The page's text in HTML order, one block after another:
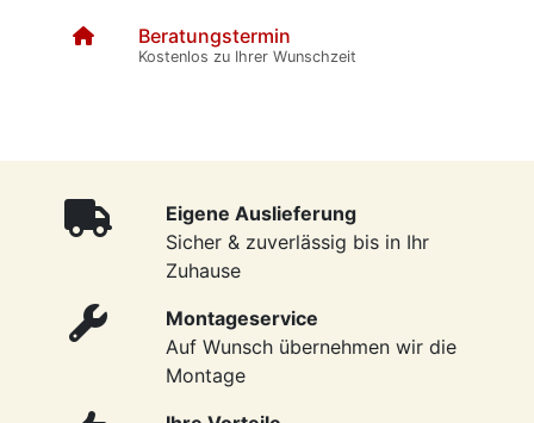
Beratungstermin
Kostenlos zu Ihrer Wunschzeit
Eigene Auslieferung
Sicher & zuverlässig bis in Ihr
Zuhause
Montageservice
Auf Wunsch übernehmen wir die
Montage